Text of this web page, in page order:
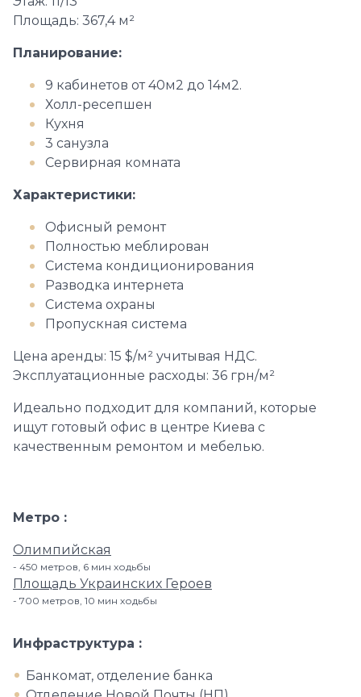
Площадь: 367,4 м²
Планирование:
9 кабинетов от 40м2 до 14м2.
Холл-ресепшен
Кухня
3 санузла
Сервирная комната
Характеристики:
Офисный ремонт
Полностью меблирован
Система кондиционирования
Разводка интернета
Система охраны
Пропускная система
Цена аренды: 15 $/м² учитывая НДС.
Эксплуатационные расходы: 36 грн/м²
Идеально подходит для компаний, которые
ищут готовый офис в центре Киева с
качественным ремонтом и мебелью.
Метро
Олимпийская
450 метров, 6 мин ходьбы
Площадь Украинских Героев
700 метров, 10 мин ходьбы
Инфраструктура
Банкомат, отделение банка